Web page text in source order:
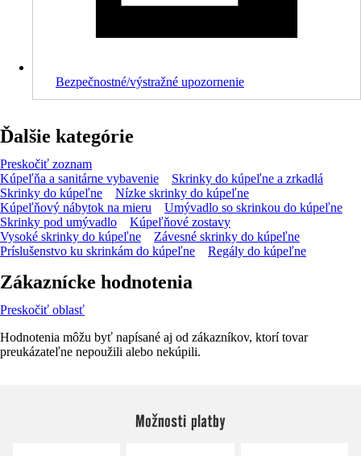
Bezpečnostné/výstražné upozornenie
Ďalšie kategórie
Preskočiť zoznam
Kúpeľňa a sanitárne vybavenie
Skrinky do kúpeľne a zrkadlá
Skrinky do kúpeľne
Nízke skrinky do kúpeľne
Kúpeľňový nábytok na mieru
Umývadlo so skrinkou do kúpeľne
Skrinky pod umývadlo
Kúpeľňové zostavy
Vysoké skrinky do kúpeľne
Závesné skrinky do kúpeľne
Príslušenstvo ku skrinkám do kúpeľne
Regály do kúpeľne
Zákaznícke hodnotenia
Preskočiť oblasť
Hodnotenia môžu byť napísané aj od zákazníkov, ktorí tovar
preukázateľne nepoužili alebo nekúpili.
Možnosti platby